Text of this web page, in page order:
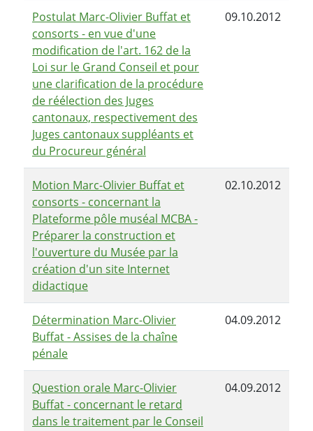
Postulat Marc-Olivier Buffat et
consorts - en vue d'une
modification de l'art. 162 de la
Loi sur le Grand Conseil et pour
une clarification de la procédure
de réélection des Juges
cantonaux, respectivement des
Juges cantonaux suppléants et
du Procureur général
09.10.2012
Motion Marc-Olivier Buffat et
consorts - concernant la
Plateforme pôle muséal MCBA -
Préparer la construction et
l'ouverture du Musée par la
création d'un site Internet
didactique
02.10.2012
Détermination Marc-Olivier
Buffat - Assises de la chaîne
pénale
04.09.2012
Question orale Marc-Olivier
Buffat - concernant le retard
dans le traitement par le Conseil
04.09.2012